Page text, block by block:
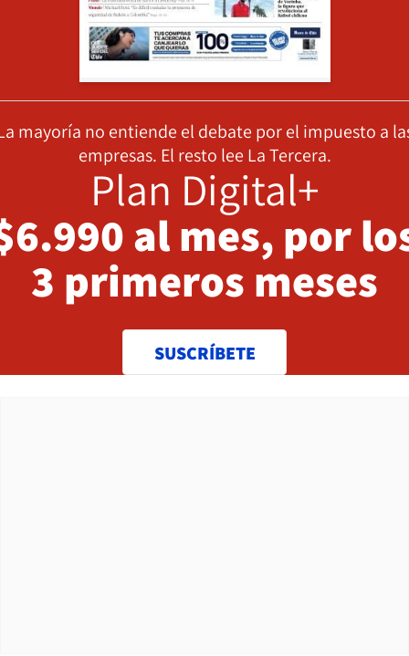
mayoría no entiende el debate por el impuesto a
empresas. El resto lee La Tercera.
Plan Digital+
al mes, por
3 primeros meses
SUSCRÍBETE